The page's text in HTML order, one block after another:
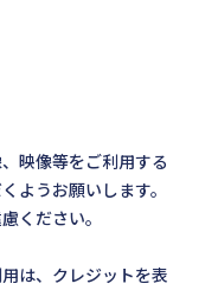
映像等をご利用する
ようお願いします。
ください。
は、クレジットを表